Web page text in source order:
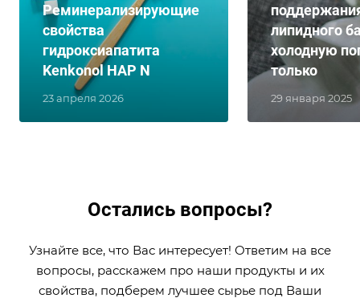
23 апреля 2026
Реминерализирующие
свойства
гидроксиапатита
Kenkonol HAP N
29 января 2025
липидного
холодную
только
Остались вопросы?
Узнайте все, что Вас интересует! Ответим на все
вопросы, расскажем про наши продукты и их
свойства, подберем лучшее сырье под Ваши